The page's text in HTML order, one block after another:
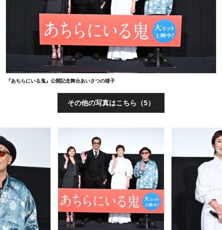
『あちらにいる鬼』公開記念舞台あいさつの様子
その他の写真はこちら（5）